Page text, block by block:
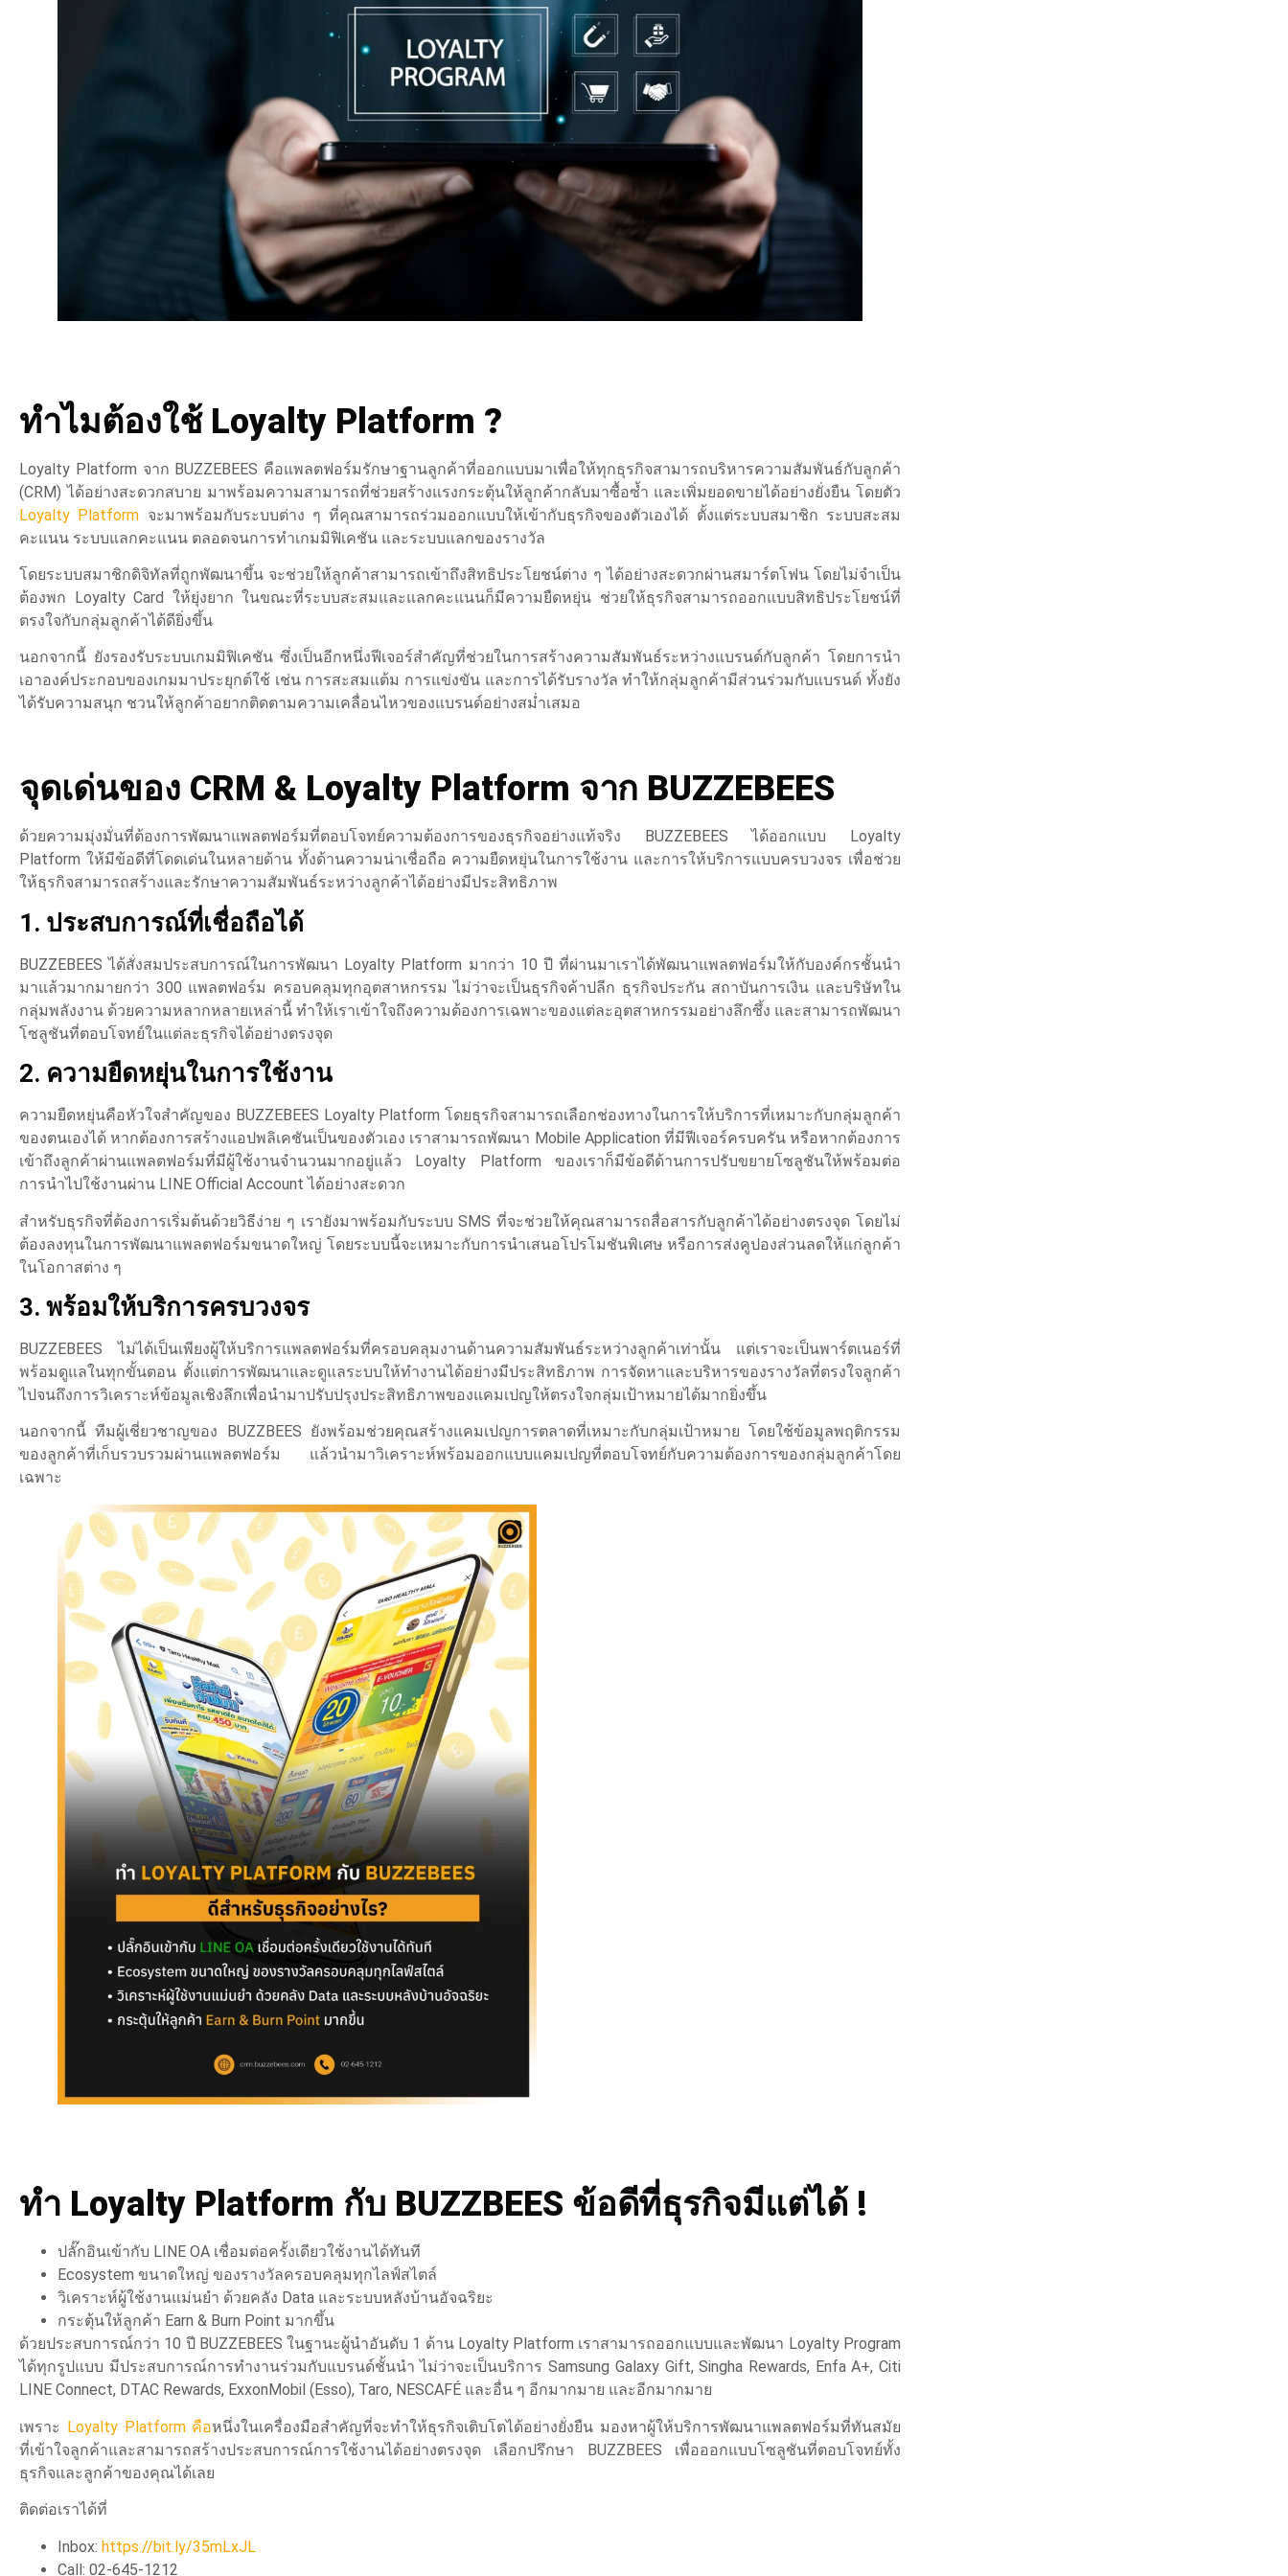
ทำไมต้องใช้ Loyalty Platform ?
Loyalty Platform จาก BUZZEBEES คือแพลตฟอร์มรักษาฐานลูกค้าที่ออกแบบมาเพื่อให้ทุกธุรกิจสามารถบริหารความสัมพันธ์กับลูกค้า
(CRM) ได้อย่างสะดวกสบาย มาพร้อมความสามารถที่ช่วยสร้างแรงกระตุ้นให้ลูกค้ากลับมาซื้อซ้ำ และเพิ่มยอดขายได้อย่างยั่งยืน โดยตัว
Loyalty Platform จะมาพร้อมกับระบบต่าง ๆ ที่คุณสามารถร่วมออกแบบให้เข้ากับธุรกิจของตัวเองได้ ตั้งแต่ระบบสมาชิก ระบบสะสม
คะแนน ระบบแลกคะแนน ตลอดจนการทำเกมมิฟิเคชัน และระบบแลกของรางวัล
โดยระบบสมาชิกดิจิทัลที่ถูกพัฒนาขึ้น จะช่วยให้ลูกค้าสามารถเข้าถึงสิทธิประโยชน์ต่าง ๆ ได้อย่างสะดวกผ่านสมาร์ตโฟน โดยไม่จำเป็น
ต้องพก Loyalty Card ให้ยุ่งยาก ในขณะที่ระบบสะสมและแลกคะแนนก็มีความยืดหยุ่น ช่วยให้ธุรกิจสามารถออกแบบสิทธิประโยชน์ที่
ตรงใจกับกลุ่มลูกค้าได้ดียิ่งขึ้น
นอกจากนี้ ยังรองรับระบบเกมมิฟิเคชัน ซึ่งเป็นอีกหนึ่งฟีเจอร์สำคัญที่ช่วยในการสร้างความสัมพันธ์ระหว่างแบรนด์กับลูกค้า โดยการนำ
เอาองค์ประกอบของเกมมาประยุกต์ใช้ เช่น การสะสมแต้ม การแข่งขัน และการได้รับรางวัล ทำให้กลุ่มลูกค้ามีส่วนร่วมกับแบรนด์ ทั้งยัง
ได้รับความสนุก ชวนให้ลูกค้าอยากติดตามความเคลื่อนไหวของแบรนด์อย่างสม่ำเสมอ
จุดเด่นของ CRM & Loyalty Platform จาก BUZZEBEES
ด้วยความมุ่งมั่นที่ต้องการพัฒนาแพลตฟอร์มที่ตอบโจทย์ความต้องการของธุรกิจอย่างแท้จริง BUZZEBEES ได้ออกแบบ Loyalty
Platform ให้มีข้อดีที่โดดเด่นในหลายด้าน ทั้งด้านความน่าเชื่อถือ ความยืดหยุ่นในการใช้งาน และการให้บริการแบบครบวงจร เพื่อช่วย
ให้ธุรกิจสามารถสร้างและรักษาความสัมพันธ์ระหว่างลูกค้าได้อย่างมีประสิทธิภาพ
1. ประสบการณ์ที่เชื่อถือได้
BUZZEBEES ได้สั่งสมประสบการณ์ในการพัฒนา Loyalty Platform มากว่า 10 ปี ที่ผ่านมาเราได้พัฒนาแพลตฟอร์มให้กับองค์กรชั้นนำ
มาแล้วมากมายกว่า 300 แพลตฟอร์ม ครอบคลุมทุกอุตสาหกรรม ไม่ว่าจะเป็นธุรกิจค้าปลีก ธุรกิจประกัน สถาบันการเงิน และบริษัทใน
กลุ่มพลังงาน ด้วยความหลากหลายเหล่านี้ ทำให้เราเข้าใจถึงความต้องการเฉพาะของแต่ละอุตสาหกรรมอย่างลึกซึ้ง และสามารถพัฒนา
โซลูชันที่ตอบโจทย์ในแต่ละธุรกิจได้อย่างตรงจุด
2. ความยืดหยุ่นในการใช้งาน
ความยืดหยุ่นคือหัวใจสำคัญของ BUZZEBEES Loyalty Platform โดยธุรกิจสามารถเลือกช่องทางในการให้บริการที่เหมาะกับกลุ่มลูกค้า
ของตนเองได้ หากต้องการสร้างแอปพลิเคชันเป็นของตัวเอง เราสามารถพัฒนา Mobile Application ที่มีฟีเจอร์ครบครัน หรือหากต้องการ
เข้าถึงลูกค้าผ่านแพลตฟอร์มที่มีผู้ใช้งานจำนวนมากอยู่แล้ว Loyalty Platform ของเราก็มีข้อดีด้านการปรับขยายโซลูชันให้พร้อมต่อ
การนำไปใช้งานผ่าน LINE Official Account ได้อย่างสะดวก
สำหรับธุรกิจที่ต้องการเริ่มต้นด้วยวิธีง่าย ๆ เรายังมาพร้อมกับระบบ SMS ที่จะช่วยให้คุณสามารถสื่อสารกับลูกค้าได้อย่างตรงจุด โดยไม่
ต้องลงทุนในการพัฒนาแพลตฟอร์มขนาดใหญ่ โดยระบบนี้จะเหมาะกับการนำเสนอโปรโมชันพิเศษ หรือการส่งคูปองส่วนลดให้แก่ลูกค้า
ในโอกาสต่าง ๆ
3. พร้อมให้บริการครบวงจร
BUZZEBEES ไม่ได้เป็นเพียงผู้ให้บริการแพลตฟอร์มที่ครอบคลุมงานด้านความสัมพันธ์ระหว่างลูกค้าเท่านั้น แต่เราจะเป็นพาร์ตเนอร์ที่
พร้อมดูแลในทุกขั้นตอน ตั้งแต่การพัฒนาและดูแลระบบให้ทำงานได้อย่างมีประสิทธิภาพ การจัดหาและบริหารของรางวัลที่ตรงใจลูกค้า
ไปจนถึงการวิเคราะห์ข้อมูลเชิงลึกเพื่อนำมาปรับปรุงประสิทธิภาพของแคมเปญให้ตรงใจกลุ่มเป้าหมายได้มากยิ่งขึ้น
นอกจากนี้ ทีมผู้เชี่ยวชาญของ BUZZBEES ยังพร้อมช่วยคุณสร้างแคมเปญการตลาดที่เหมาะกับกลุ่มเป้าหมาย โดยใช้ข้อมูลพฤติกรรม
ของลูกค้าที่เก็บรวบรวมผ่านแพลตฟอร์ม แล้วนำมาวิเคราะห์พร้อมออกแบบแคมเปญที่ตอบโจทย์กับความต้องการของกลุ่มลูกค้าโดย
เฉพาะ
ทำ Loyalty Platform กับ BUZZBEES ข้อดีที่ธุรกิจมีแต่ได้ !
ปลั๊กอินเข้ากับ LINE OA เชื่อมต่อครั้งเดียวใช้งานได้ทันที
Ecosystem ขนาดใหญ่ ของรางวัลครอบคลุมทุกไลฟ์สไตล์
วิเคราะห์ผู้ใช้งานแม่นยำ ด้วยคลัง Data และระบบหลังบ้านอัจฉริยะ
กระตุ้นให้ลูกค้า Earn & Burn Point มากขึ้น
ด้วยประสบการณ์กว่า 10 ปี BUZZEBEES ในฐานะผู้นำอันดับ 1 ด้าน Loyalty Platform เราสามารถออกแบบและพัฒนา Loyalty Program
ได้ทุกรูปแบบ มีประสบการณ์การทำงานร่วมกับแบรนด์ชั้นนำ ไม่ว่าจะเป็นบริการ Samsung Galaxy Gift, Singha Rewards, Enfa A+, Citi
LINE Connect, DTAC Rewards, ExxonMobil (Esso), Taro, NESCAFÉ และอื่น ๆ อีกมากมาย และอีกมากมาย
เพราะ Loyalty Platform คือหนึ่งในเครื่องมือสำคัญที่จะทำให้ธุรกิจเติบโตได้อย่างยั่งยืน มองหาผู้ให้บริการพัฒนาแพลตฟอร์มที่ทันสมัย
ที่เข้าใจลูกค้าและสามารถสร้างประสบการณ์การใช้งานได้อย่างตรงจุด เลือกปรึกษา BUZZBEES เพื่อออกแบบโซลูชันที่ตอบโจทย์ทั้ง
ธุรกิจและลูกค้าของคุณได้เลย
ติดต่อเราได้ที่
Inbox: https://bit.ly/35mLxJL
Call: 02-645-1212